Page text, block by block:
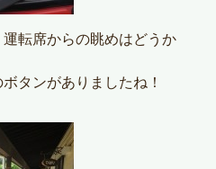
転席からの眺めはどうか
タンがありましたね！